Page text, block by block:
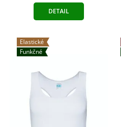
DETAIL
Elastické
Funkčné